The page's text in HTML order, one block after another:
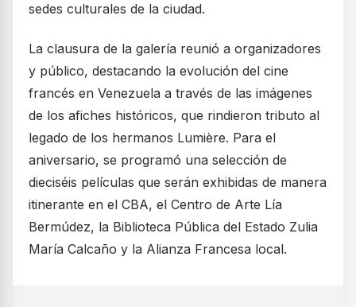
sedes culturales de la ciudad.
La clausura de la galería reunió a organizadores
y público, destacando la evolución del cine
francés en Venezuela a través de las imágenes
de los afiches históricos, que rindieron tributo al
legado de los hermanos Lumière. Para el
aniversario, se programó una selección de
dieciséis películas que serán exhibidas de manera
itinerante en el CBA, el Centro de Arte Lía
Bermúdez, la Biblioteca Pública del Estado Zulia
María Calcaño y la Alianza Francesa local.